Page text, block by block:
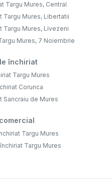
Targu Mures, Central
Targu Mures, Libertatii
Targu Mures, Livezeni
Mures, 7 Noiembrie
închiriat
Targu Mures
Corunca
Sancraiu de Mures
Targu Mures
Targu Mures